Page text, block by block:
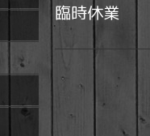
臨時休業